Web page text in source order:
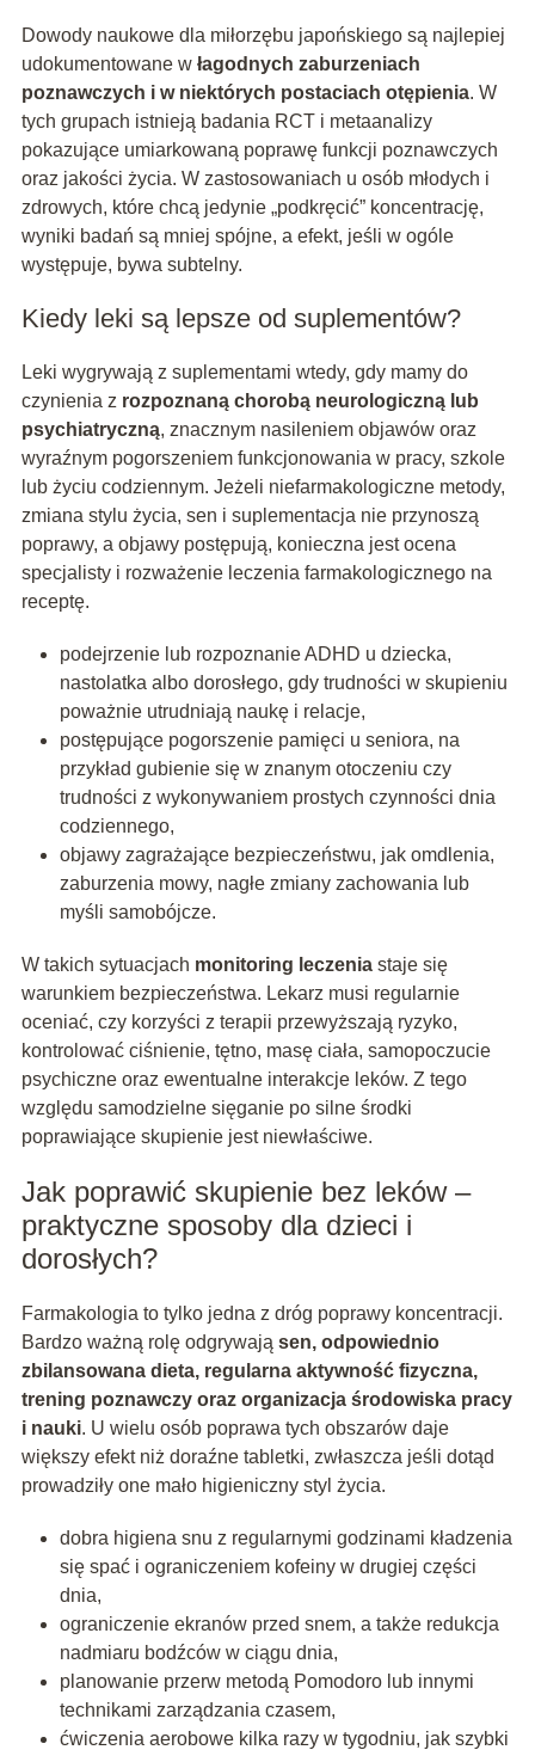
Dowody naukowe dla miłorzębu japońskiego są najlepiej
udokumentowane w łagodnych zaburzeniach
poznawczych i w niektórych postaciach otępienia. W
tych grupach istnieją badania RCT i metaanalizy
pokazujące umiarkowaną poprawę funkcji poznawczych
oraz jakości życia. W zastosowaniach u osób młodych i
zdrowych, które chcą jedynie „podkręcić” koncentrację,
wyniki badań są mniej spójne, a efekt, jeśli w ogóle
występuje, bywa subtelny.
Kiedy leki są lepsze od suplementów?
Leki wygrywają z suplementami wtedy, gdy mamy do
czynienia z rozpoznaną chorobą neurologiczną lub
psychiatryczną, znacznym nasileniem objawów oraz
wyraźnym pogorszeniem funkcjonowania w pracy, szkole
lub życiu codziennym. Jeżeli niefarmakologiczne metody,
zmiana stylu życia, sen i suplementacja nie przynoszą
poprawy, a objawy postępują, konieczna jest ocena
specjalisty i rozważenie leczenia farmakologicznego na
receptę.
podejrzenie lub rozpoznanie ADHD u dziecka,
nastolatka albo dorosłego, gdy trudności w skupieniu
poważnie utrudniają naukę i relacje,
postępujące pogorszenie pamięci u seniora, na
przykład gubienie się w znanym otoczeniu czy
trudności z wykonywaniem prostych czynności dnia
codziennego,
objawy zagrażające bezpieczeństwu, jak omdlenia,
zaburzenia mowy, nagłe zmiany zachowania lub
myśli samobójcze.
W takich sytuacjach monitoring leczeniastaje się
warunkiem bezpieczeństwa. Lekarz musi regularnie
oceniać, czy korzyści z terapii przewyższają ryzyko,
kontrolować ciśnienie, tętno, masę ciała, samopoczucie
psychiczne oraz ewentualne interakcje leków. Z tego
względu samodzielne sięganie po silne środki
poprawiające skupienie jest niewłaściwe.
Jak poprawić skupienie bez leków –
praktyczne sposoby dla dzieci i
dorosłych?
Farmakologia to tylko jedna z dróg poprawy koncentracji.
Bardzo ważną rolę odgrywają sen, odpowiednio
zbilansowana dieta, regularna aktywność fizyczna,
trening poznawczy oraz organizacja środowiska pracy
i nauki. U wielu osób poprawa tych obszarów daje
większy efekt niż doraźne tabletki, zwłaszcza jeśli dotąd
prowadziły one mało higieniczny styl życia.
dobra higiena snu z regularnymi godzinami kładzenia
się spać i ograniczeniem kofeiny w drugiej części
dnia,
ograniczenie ekranów przed snem, a także redukcja
nadmiaru bodźców w ciągu dnia,
planowanie przerw metodą Pomodoro lub innymi
technikami zarządzania czasem,
ćwiczenia aerobowe kilka razy w tygodniu, jak szybki